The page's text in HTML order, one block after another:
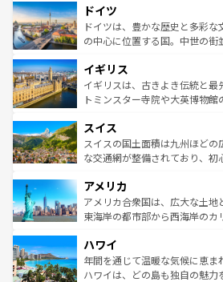
せる。地方によって風土や気候
性で訪れ
ンテンツ一覧を参照してほしい
で、幅広い魅力が詰まっている
聖堂、美しいビーチ、そして
から魅了する。また、フランス
いる。シャンパンの発祥地であ
香り高いラベンダー畑など、多
らに、パリ以外の地域にも魅力
れる地方に足を運ぶとそれぞれ
きるだろう。 なお、新着
を参照してほしい。
ドイツ
ドイツは、豊かな歴史と多彩
の中心に位置する国。中世の街
顔を持つこの国は、どこを歩い
ルリンの文化的活気、バイエル
してライン川沿いのワイン畑と
は、お酒好きな人にはぜひ体験してほし
ドイツ情報はコンテンツ一覧を
イギリス
イギリスは、古きよき伝統と最
トミンスター寺院や大英博物館
リアごとに異なる魅力がある。
ティー、ビール好きにはたま
戦など、本場だからこそできる
ンツ一覧を参照してほしい。
スイス
スイスの国土面積は九州ほど
な交通網が整備されており、初
の建物がそのまま残る町や、ス
博物館もあり、アルプス観光だ
ことができる。国民の所得が高
ば市内交通費無料で観光を楽しむこと
着のスイス情報はコンテンツ一
アメリカ
アメリカ合衆国は、広大な土地
東海岸の都市部から西海岸のカ
のような巨大都市は、観光、シ
ンメントが詰まった刺激的なス
西部には大自然が広がり、グラ
ハワイ
年間を通じて温暖な気候に恵ま
ハワイは、どの島も独自の魅力